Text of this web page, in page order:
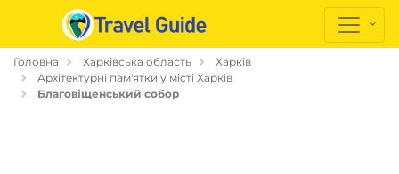
Головна Харківська область
Харків
Архітектурні пам'ятки у місті Харків
Благовіщенський собор